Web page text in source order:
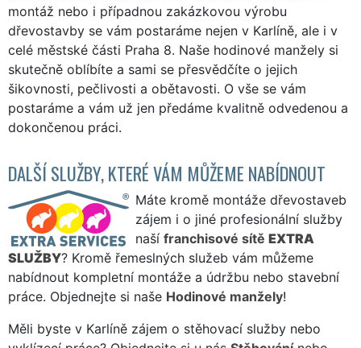
montáž nebo i případnou zakázkovou výrobu
dřevostavby se vám postaráme nejen v Karlíně, ale i v
celé městské části Praha 8. Naše hodinové manžely si
skutečně oblíbíte a sami se přesvědčíte o jejich
šikovnosti, pečlivosti a obětavosti. O vše se vám
postaráme a vám už jen předáme kvalitně odvedenou a
dokončenou práci.
DALŠÍ SLUŽBY, KTERÉ VÁM MŮŽEME NABÍDNOUT
Máte kromě montáže dřevostaveb
zájem i o jiné profesionální služby
naší franchisové sítě EXTRA
SLUŽBY? Kromě řemeslných služeb vám můžeme
nabídnout kompletní montáže a údržbu nebo stavební
práce. Objednejte si naše Hodinové manžely!
Měli byste v Karlíně zájem o stěhovací služby nebo